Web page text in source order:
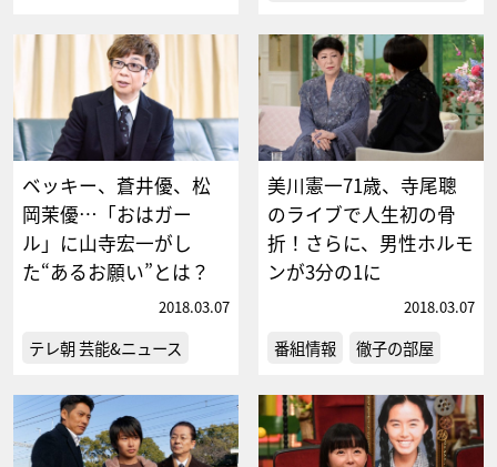
ベッキー、蒼井優、松
岡茉優…「おはガー
ル」に山寺宏一がし
た“あるお願い”とは？
2018.03.07
テレ朝 芸能&ニュース
美川憲一71歳、寺尾聰
のライブで人生初の骨
折！さらに、男性ホルモ
ンが3分の1に
2018.03.07
番組情報 徹子の部屋